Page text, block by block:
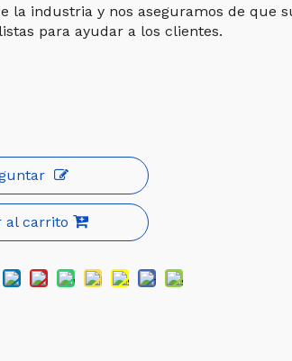
la industria y nos aseguramos de que
para ayudar a los clientes.
al carrito